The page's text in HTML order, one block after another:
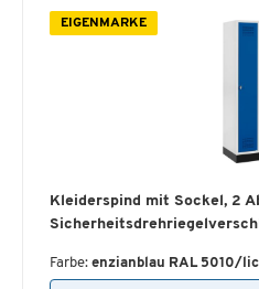
EIGENMARKE
Kleiderspind mit Sockel, 2
Farbe: enzianblau RAL 5010/